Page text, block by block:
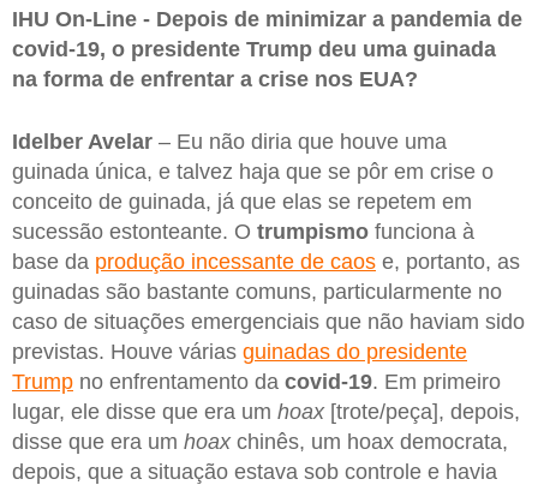
IHU On-Line - Depois de minimizar a pandemia de
covid-19, o presidente Trump deu uma guinada
na forma de enfrentar a crise nos EUA?
Idelber Avelar – Eu não diria que houve uma
guinada única, e talvez haja que se pôr em crise o
conceito de guinada, já que elas se repetem em
sucessão estonteante. O trumpismo funciona à
base da produção incessante de caos e, portanto, as
guinadas são bastante comuns, particularmente no
caso de situações emergenciais que não haviam sido
previstas. Houve várias guinadas do presidente
Trump no enfrentamento da covid-19. Em primeiro
lugar, ele disse que era um hoax[trote/peça], depois,
disse que era um hoaxchinês, um hoax democrata,
depois, que a situação estava sob controle e havia